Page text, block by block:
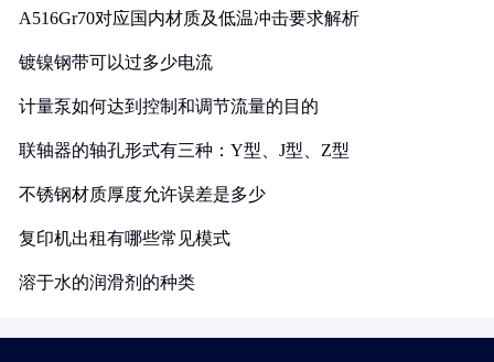
A516Gr70对应国内材质及低温冲击要求解析
镀镍钢带可以过多少电流
计量泵如何达到控制和调节流量的目的
联轴器的轴孔形式有三种：Y型、J型、Z型
不锈钢材质厚度允许误差是多少
复印机出租有哪些常见模式
溶于水的润滑剂的种类